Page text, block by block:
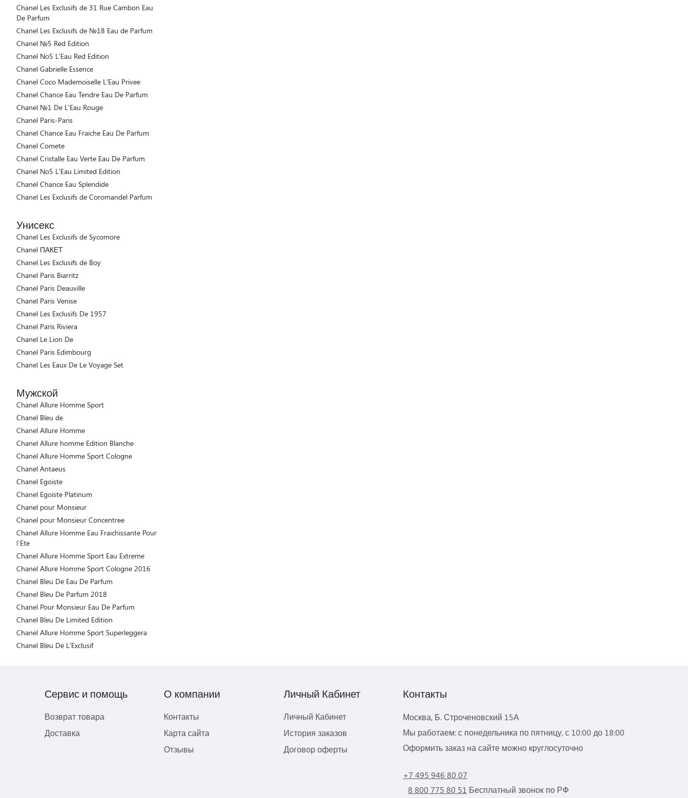
Chanel Les Exclusifs de 31 Rue Cambon Eau
De Parfum
Chanel Les Exclusifs de №18 Eau de Parfum
Chanel №5 Red Edition
Chanel No5 L'Eau Red Edition
Chanel Gabrielle Essence
Chanel Coco Mademoiselle L'Eau Privee
Chanel Chance Eau Tendre Eau De Parfum
Chanel №1 De L'Eau Rouge
Chanel Paris-Paris
Chanel Chance Eau Fraiche Eau De Parfum
Chanel Comete
Chanel Cristalle Eau Verte Eau De Parfum
Chanel No5 L'Eau Limited Edition
Chanel Chance Eau Splendide
Chanel Les Exclusifs de Coromandel Parfum
Унисекс
Chanel Les Exclusifs de Sycomore
Chanel ПАКЕТ
Chanel Les Exclusifs de Boy
Chanel Paris Biarritz
Chanel Paris Deauville
Chanel Paris Venise
Chanel Les Exclusifs De 1957
Chanel Paris Riviera
Chanel Le Lion De
Chanel Paris Edimbourg
Chanel Les Eaux De Le Voyage Set
Мужской
Chanel Allure Homme Sport
Chanel Bleu de
Chanel Allure Homme
Chanel Allure homme Edition Blanche
Chanel Allure Homme Sport Cologne
Chanel Antaeus
Chanel Egoiste
Chanel Egoiste Platinum
Chanel pour Monsieur
Chanel pour Monsieur Concentree
Chanel Allure Homme Eau Fraichissante Pour
l`Ete
Chanel Allure Homme Sport Eau Extreme
Chanel Allure Homme Sport Cologne 2016
Chanel Bleu De Eau De Parfum
Chanel Bleu De Parfum 2018
Chanel Pour Monsieur Eau De Parfum
Chanel Bleu De Limited Edition
Chanel Allure Homme Sport Superleggera
Chanel Bleu De L'Exclusif
Сервис и помощь
Возврат товара
Доставка
О компании
Контакты
Карта сайта
Отзывы
Личный Кабинет
Личный Кабинет
История заказов
Договор оферты
Контакты
Москва, Б. Строченовский 15А
Мы работаем: с понедельника по пятницу, с 10:00 до 18:00
Оформить заказ на сайте можно круглосуточно
+7 495 946 80 07
8 800 775 80 51 Бесплатный звонок по РФ